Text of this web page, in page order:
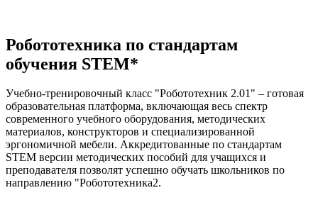
Робототехника по стандартам
обучения STEM*
Учебно-тренировочный класс "Робототехник 2.01" – готовая
образовательная платформа, включающая весь спектр
современного учебного оборудования, методических
материалов, конструкторов и специализированной
эргономичной мебели. Аккредитованные по стандартам
STEM версии методических пособий для учащихся и
преподавателя позволят успешно обучать школьников по
направлению "Робототехника2.